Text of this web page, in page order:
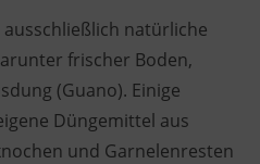
natürliche
frischer Boden,
(Guano). Einige
Düngemittel aus
und Garnelenresten